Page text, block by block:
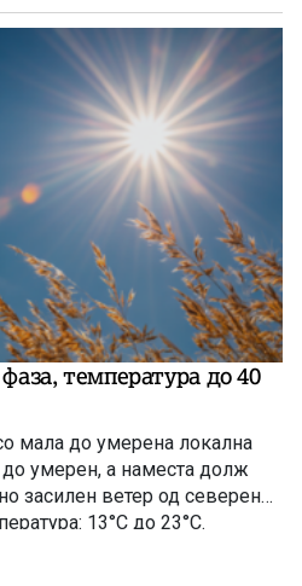
температура до 40
мала до умерена локална
умерен, а наместа долж
засилен ветер од северен
13°C до 23°C.
до 40°C.